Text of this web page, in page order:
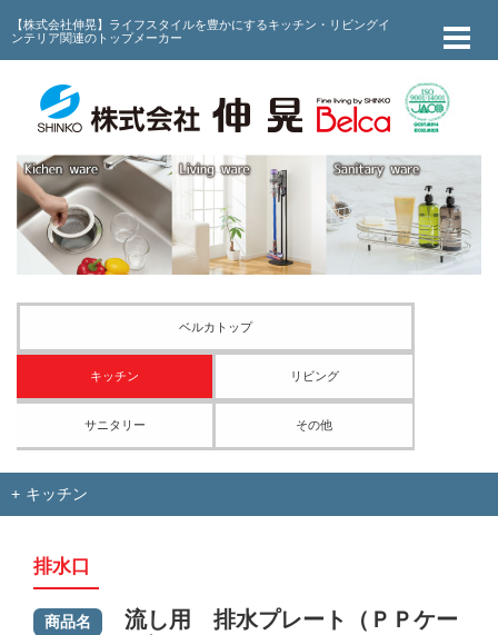
【株式会社伸晃】ライフスタイルを豊かにするキッチン・リビングイ
ンテリア関連のトップメーカー
ベルカトップ
キッチン リビング
サニタリー その他
キッチン
排水口
流し用 排水プレート（ＰＰケー